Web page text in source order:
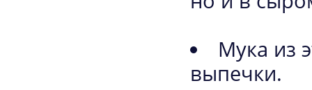
Мука из
выпечки.